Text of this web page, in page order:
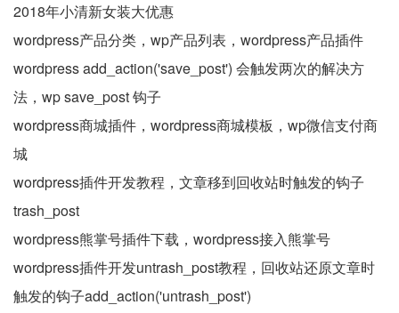
2018年小清新女装大优惠
wordpress产品分类，wp产品列表，wordpress产品插件
wordpress add_action('save_post') 会触发两次的解决方
法，wp save_post 钩子
wordpress商城插件，wordpress商城模板，wp微信支付商
城
wordpress插件开发教程，文章移到回收站时触发的钩子
trash_post
wordpress熊掌号插件下载，wordpress接入熊掌号
wordpress插件开发untrash_post教程，回收站还原文章时
触发的钩子add_action('untrash_post')